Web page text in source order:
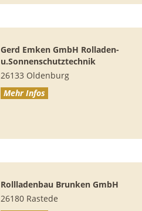
Gerd Emken GmbH Rolladen-
u.Sonnenschutztechnik
26133 Oldenburg
Mehr Infos
Rollladenbau Brunken GmbH
26180 Rastede